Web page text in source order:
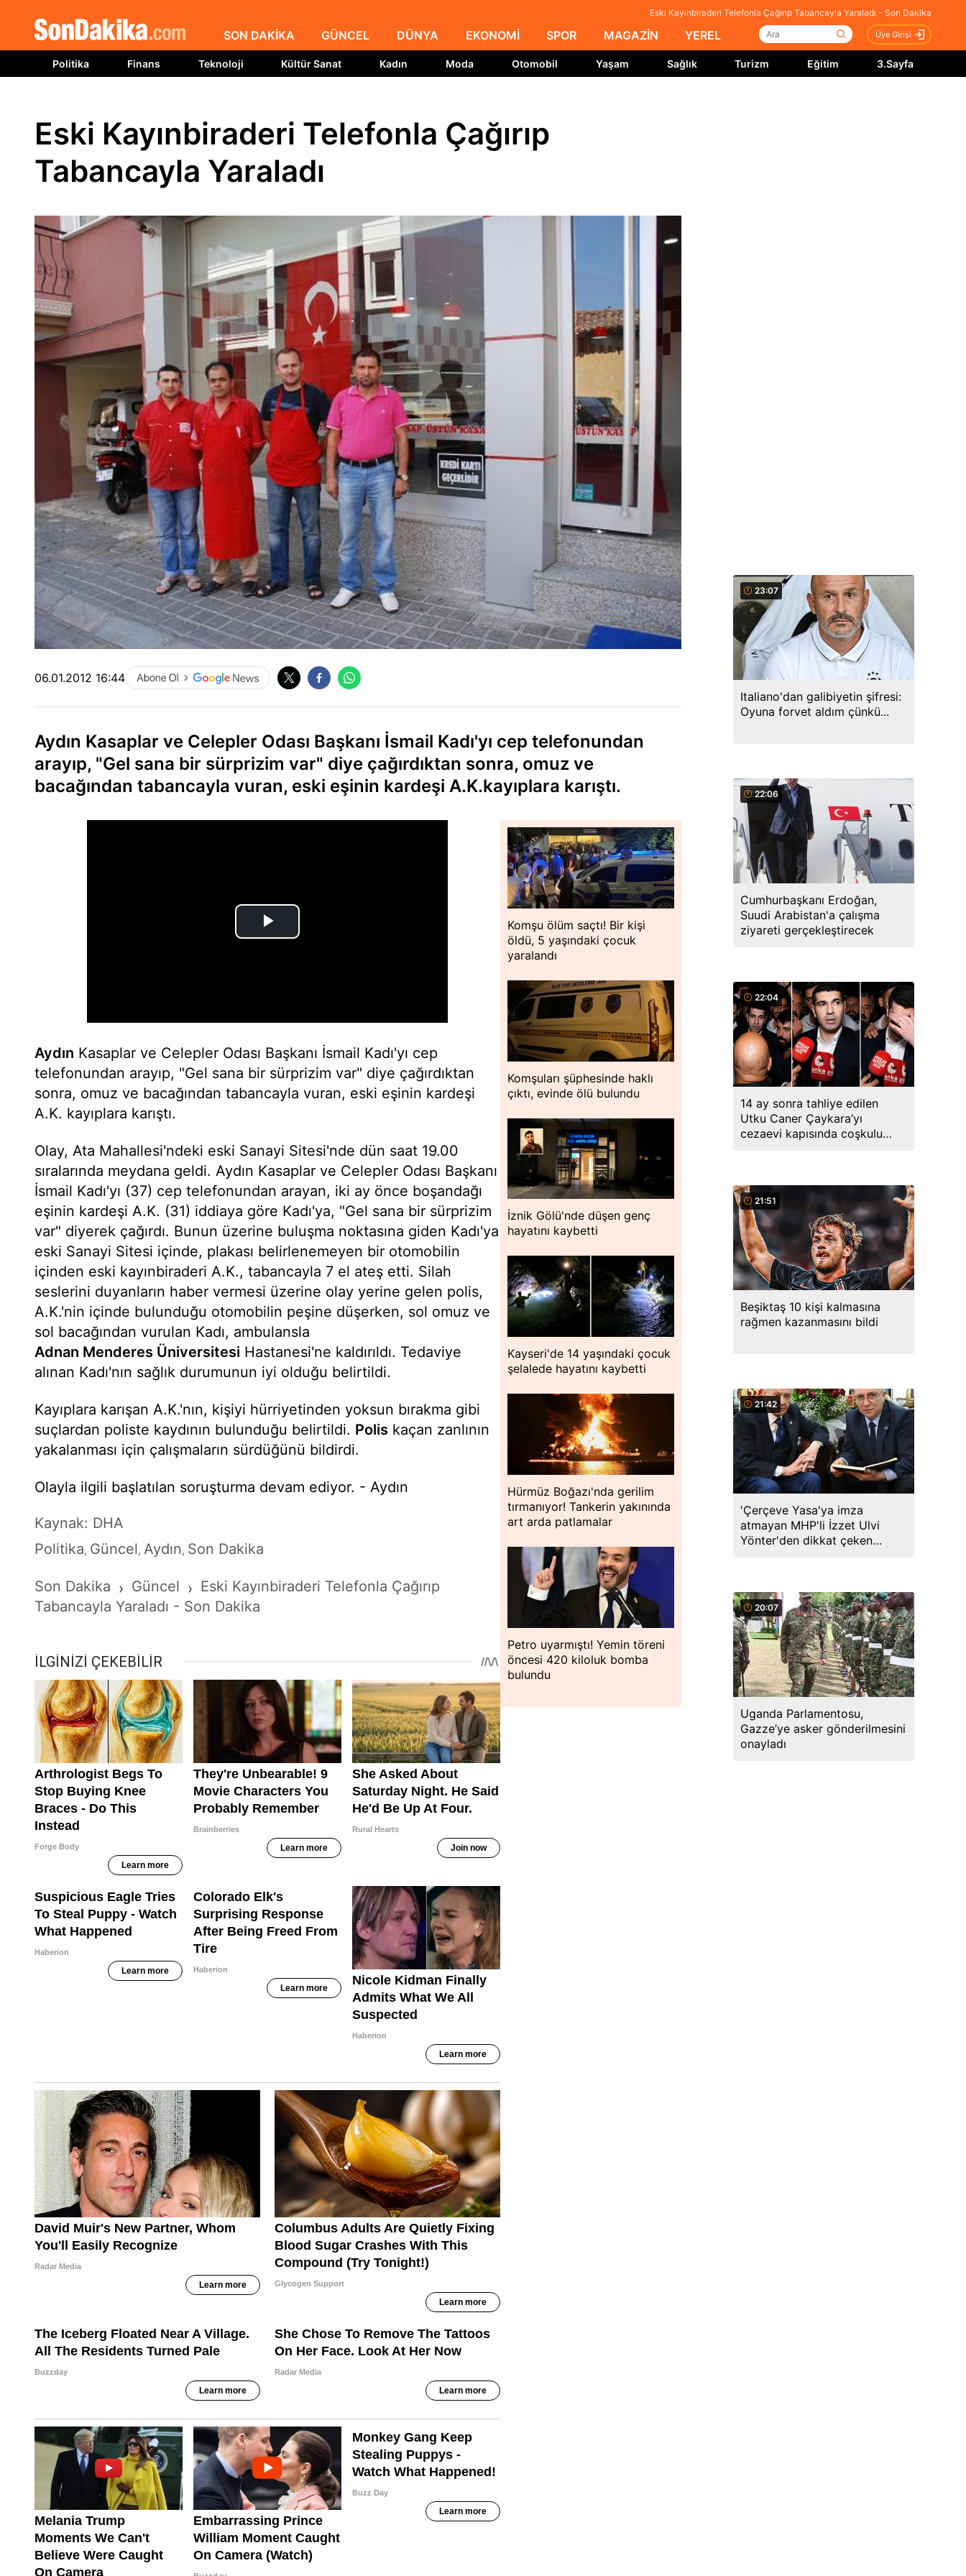
Eski Kayınbiraderi Telefonla Çağırıp Tabancayla Yaraladı - Son Dakika
SON DAKİKA GÜNCEL DÜNYA EKONOMİ SPOR MAGAZİN YEREL Üye Girişi
Politika Finans Teknoloji Kültür Sanat Kadın Moda Otomobil Yaşam Sağlık Turizm Eğitim 3.Sayfa
Eski Kayınbiraderi Telefonla Çağırıp
Tabancayla Yaraladı
06.01.2012 16:44
Aydın Kasaplar ve Celepler Odası Başkanı İsmail Kadı'yı cep telefonundan
arayıp, "Gel sana bir sürprizim var" diye çağırdıktan sonra, omuz ve
bacağından tabancayla vuran, eski eşinin kardeşi A.K.kayıplara karıştı.
Aydın Kasaplar ve Celepler Odası Başkanı İsmail Kadı'yı cep
telefonundan arayıp, "Gel sana bir sürprizim var" diye çağırdıktan
sonra, omuz ve bacağından tabancayla vuran, eski eşinin kardeşi
A.K. kayıplara karıştı.
Olay, Ata Mahallesi'ndeki eski Sanayi Sitesi'nde dün saat 19.00
sıralarında meydana geldi. Aydın Kasaplar ve Celepler Odası Başkanı
İsmail Kadı'yı (37) cep telefonundan arayan, iki ay önce boşandağı
eşinin kardeşi A.K. (31) iddiaya göre Kadı'ya, "Gel sana bir sürprizim
var" diyerek çağırdı. Bunun üzerine buluşma noktasına giden Kadı'ya
eski Sanayi Sitesi içinde, plakası belirlenemeyen bir otomobilin
içinden eski kayınbiraderi A.K., tabancayla 7 el ateş etti. Silah
seslerini duyanların haber vermesi üzerine olay yerine gelen polis,
A.K.'nin içinde bulunduğu otomobilin peşine düşerken, sol omuz ve
sol bacağından vurulan Kadı, ambulansla
Adnan Menderes Üniversitesi Hastanesi'ne kaldırıldı. Tedaviye
alınan Kadı'nın sağlık durumunun iyi olduğu belirtildi.
Kayıplara karışan A.K.'nın, kişiyi hürriyetinden yoksun bırakma gibi
suçlardan poliste kaydının bulunduğu belirtildi. Polis kaçan zanlının
yakalanması için çalışmaların sürdüğünü bildirdi.
Olayla ilgili başlatılan soruşturma devam ediyor. - Aydın
Kaynak: DHA
Politika, Güncel, Aydın, Son Dakika
Son Dakika › Güncel › Eski Kayınbiraderi Telefonla Çağırıp
Tabancayla Yaraladı - Son Dakika
Komşu ölüm saçtı! Bir kişi
öldü, 5 yaşındaki çocuk
yaralandı
Komşuları şüphesinde haklı
çıktı, evinde ölü bulundu
İznik Gölü'nde düşen genç
hayatını kaybetti
Kayseri'de 14 yaşındaki çocuk
şelalede hayatını kaybetti
Hürmüz Boğazı'nda gerilim
tırmanıyor! Tankerin yakınında
art arda patlamalar
Petro uyarmıştı! Yemin töreni
öncesi 420 kiloluk bomba
bulundu
23:07
Italiano'dan galibiyetin şifresi:
Oyuna forvet aldım çünkü...
22:06
Cumhurbaşkanı Erdoğan,
Suudi Arabistan'a çalışma
ziyareti gerçekleştirecek
22:04
14 ay sonra tahliye edilen
Utku Caner Çaykara’yı
cezaevi kapısında coşkulu
21:51
Beşiktaş 10 kişi kalmasına
rağmen kazanmasını bildi
21:42
'Çerçeve Yasa'ya imza
atmayan MHP'li İzzet Ulvi
Yönter'den dikkat çeken
20:07
Uganda Parlamentosu,
Gazze’ye asker gönderilmesini
onayladı